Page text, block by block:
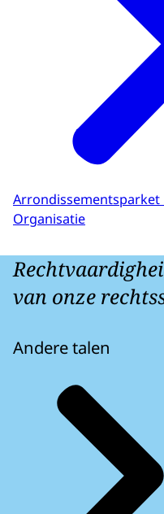
Organisatie
van onze
Andere talen